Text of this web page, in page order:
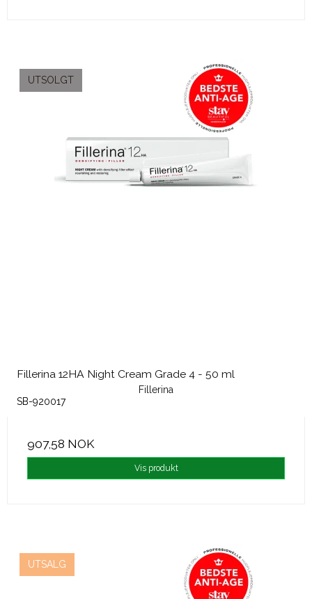
UTSOLGT
Fillerina 12HA Night Cream Grade 4 - 50 ml
Fillerina
SB-920017
907,58 NOK
Vis produkt
UTSALG